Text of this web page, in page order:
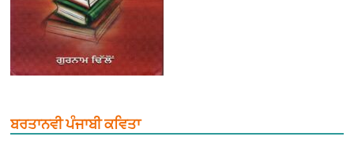
ਬਰਤਾਨਵੀ ਪੰਜਾਬੀ ਕਵਿਤਾ